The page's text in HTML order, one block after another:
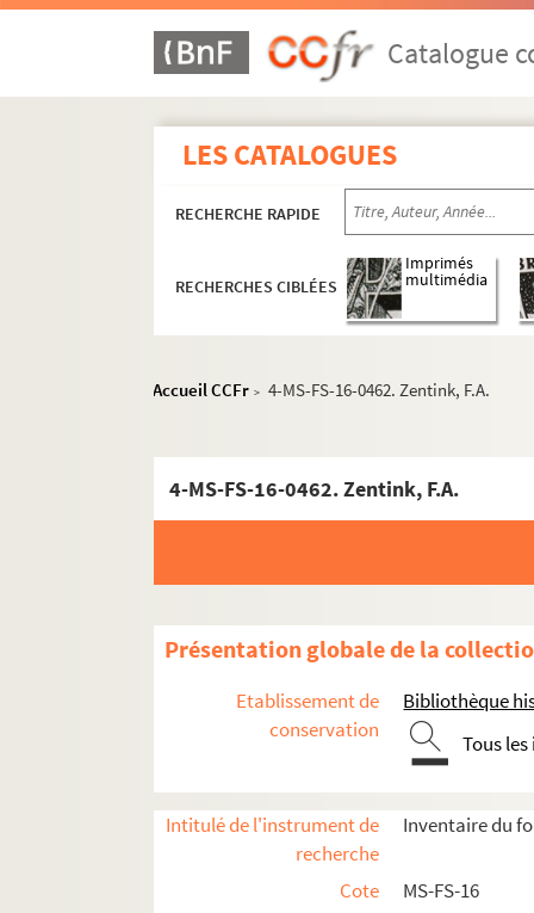
Catalogue
LES CATALOGUES
RECHERCHE RAPIDE
RECHERCHES CIBLÉES
Imprimés
multimédia
Accueil CCFr > 4-MS-FS-16-0462. Zentink, F.A.
4-MS-FS-16-0462. Zentink, F.A.
Présentation globale de la
Etablissement de
conservation
Bibliothèque
Tous
Intitulé de l'instrument de
recherche
Inventaire du
Cote
MS-FS-16
Écrits et conférences
Céline Renooz
A
C
H
I
K
M
N
O
R